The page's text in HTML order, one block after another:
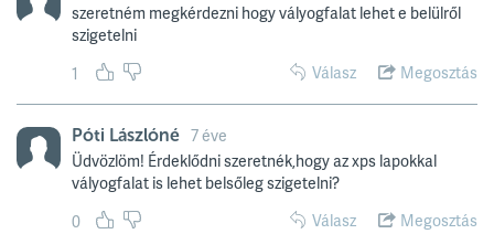
szeretném megkérdezni hogy vályogfalat lehet e belülről
szigetelni
1
Válasz Megosztás
Póti Lászlóné 7 éve
Üdvözlöm! Érdeklődni szeretnék,hogy az xps lapokkal
vályogfalat is lehet belsőleg szigetelni?
0
Válasz Megosztás